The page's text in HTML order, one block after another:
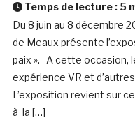
Temps de lecture : 5
Du 8 juin au 8 décembre
de Meaux présente
paix ». A cette occasion,
expérience VR et
L’exposition revient sur
à la […]